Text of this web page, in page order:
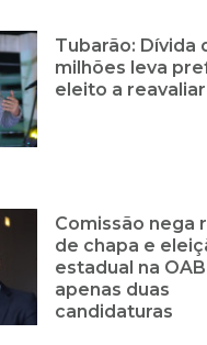
Tubarão: Dívida
milhões leva
eleito a
Comissão nega
de chapa e
estadual na
apenas duas
candidaturas